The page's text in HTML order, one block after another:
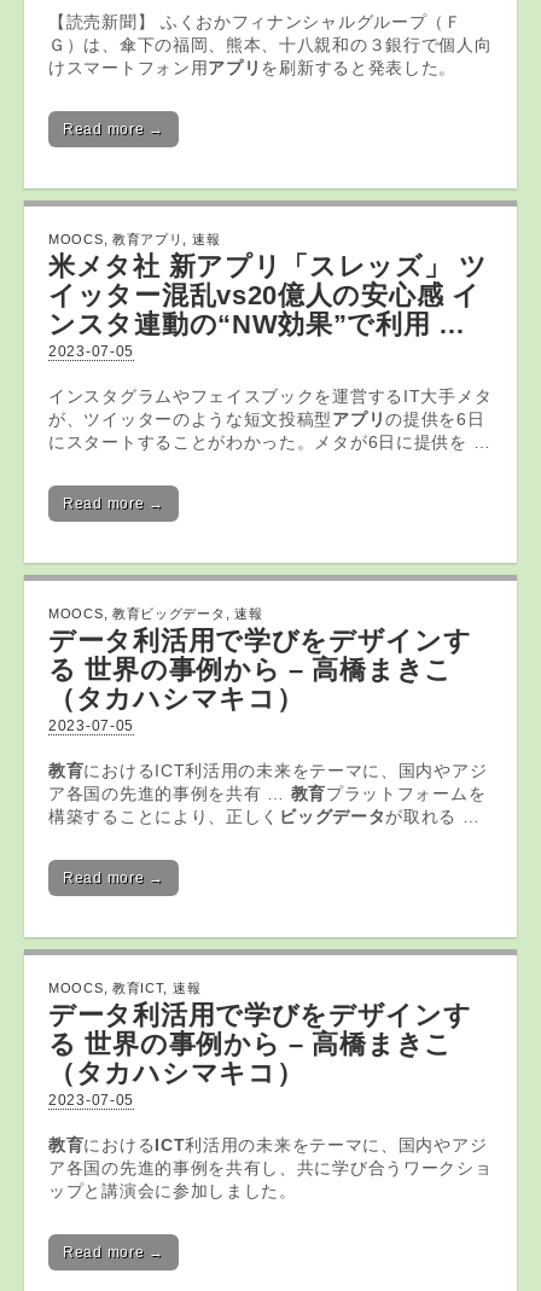
【読売新聞】 ふくおかフィナンシャルグループ（Ｆ
Ｇ）は、傘下の福岡、熊本、十八親和の３銀行で個人向
けスマートフォン用アプリ を刷新すると発表した。
Read more →
MOOCS 教育アプリ 速報
米メタ社 新アプリ
「スレッズ」 ツ
イッター混乱vs20億人の安心感 イ
ンスタ連動の“NW効果”で利用 …
2023-07-05
インスタグラムやフェイスブックを運営するIT大手メタ
が、ツイッターのような短文投稿型アプリの提供を6日
にスタートすることがわかった。メタが6日に提供を …
Read more →
MOOCS 教育ビッグデータ 速報
データ利活用で学びをデザインす
る 世界の事例から – 高橋まきこ
（タカハシマキコ）
2023-07-05
教育におけるICT利活用の未来をテーマに、国内やアジ
ア各国の先進的事例を共有 … 教育プラットフォームを
構築することにより、正しく ビッグデータが取れる …
Read more →
MOOCS 教育ICT, 速報
データ利活用で学びをデザインす
る 世界の事例から – 高橋まきこ
（タカハシマキコ）
2023-07-05
教育におけるICT利活用の未来をテーマに、国内やアジ
ア各国の先進的事例を共有し、共に学び合うワークショ
ップと講演会に参加しました。
Read more →